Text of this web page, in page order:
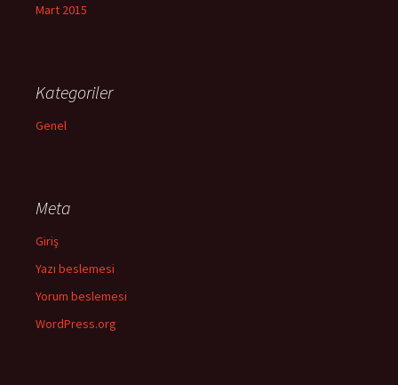
Mart 2015
Kategoriler
Genel
Meta
Giriş
Yazı beslemesi
Yorum beslemesi
WordPress.org